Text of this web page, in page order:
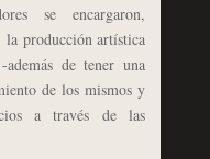
se encargaron,
la producción artística
de tener una
de los mismos y
a través de las